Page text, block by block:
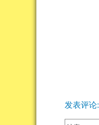
发表评论: